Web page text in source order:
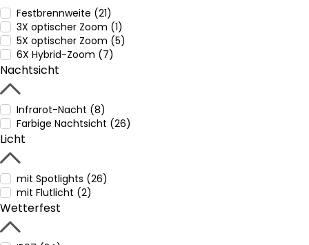
Festbrennweite (21)
3X optischer Zoom (1)
5X optischer Zoom (5)
6X Hybrid-Zoom (7)
Nachtsicht
Infrarot-Nacht (8)
Farbige Nachtsicht (26)
Licht
mit Spotlights (26)
mit Flutlicht (2)
Wetterfest